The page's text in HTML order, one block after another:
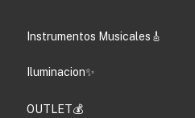
Instrumentos Musicales🎸
Iluminacion✨
OUTLET💰